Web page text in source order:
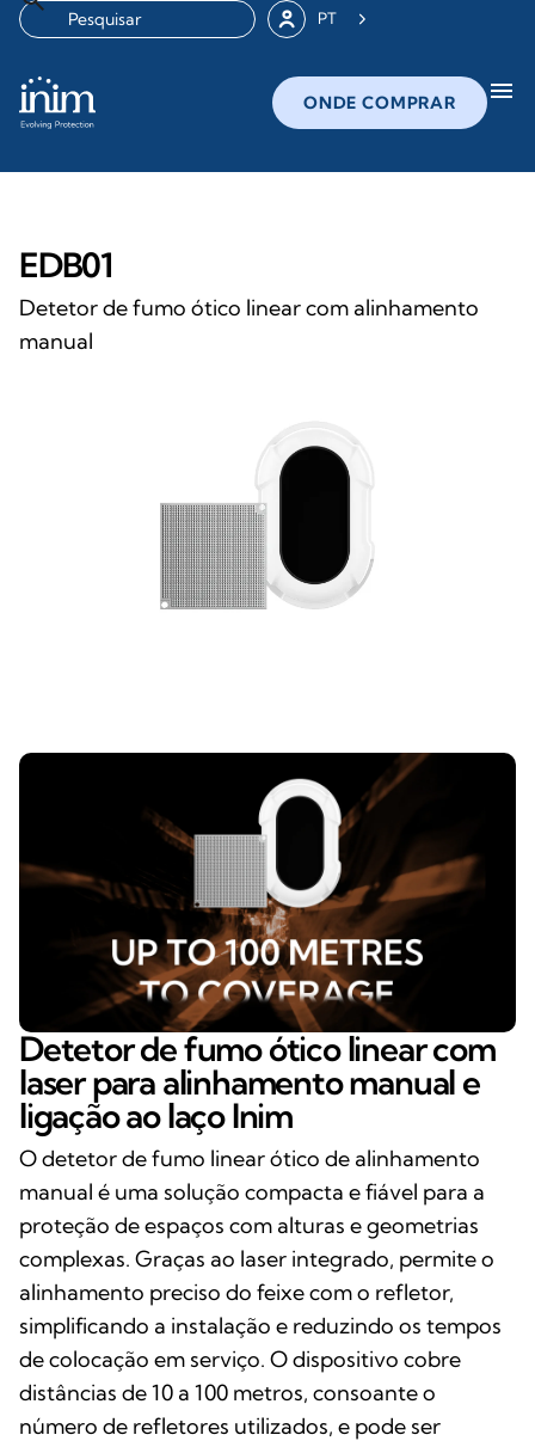
PT
ONDE COMPRAR menu
EDB01
Detetor de fumo ótico linear com alinhamento
manual
Detetor de fumo ótico linear com
laser para alinhamento manual e
ligação ao laço Inim
O detetor de fumo linear ótico de alinhamento
manual é uma solução compacta e fiável para a
proteção de espaços com alturas e geometrias
complexas. Graças ao laser integrado, permite o
alinhamento preciso do feixe com o refletor,
simplificando a instalação e reduzindo os tempos
de colocação em serviço. O dispositivo cobre
distâncias de 10 a 100 metros, consoante o
número de refletores utilizados, e pode ser